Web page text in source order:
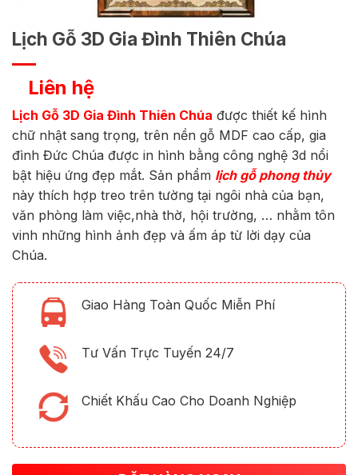
Lịch Gỗ 3D Gia Đình Thiên Chúa
Liên hệ
Lịch Gỗ 3D Gia Đình Thiên Chúa được thiết kế hình
chữ nhật sang trọng, trên nền gỗ MDF cao cấp, gia
đình Đức Chúa được in hình bằng công nghệ 3d nổi
bật hiệu ứng đẹp mắt. Sản phẩm lịch gỗ phong thủy
này thích hợp treo trên tường tại ngôi nhà của bạn,
văn phòng làm việc,nhà thờ, hội trường, … nhằm tôn
vinh những hình ảnh đẹp và ấm áp từ lời dạy của
Chúa.
Giao Hàng Toàn Quốc Miễn Phí
Tư Vấn Trực Tuyến 24/7
Chiết Khấu Cao Cho Doanh Nghiệp